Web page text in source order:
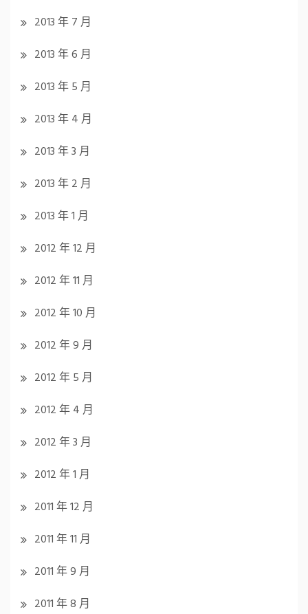
2013 年 7 月
2013 年 6 月
2013 年 5 月
2013 年 4 月
2013 年 3 月
2013 年 2 月
2013 年 1 月
2012 年 12 月
2012 年 11 月
2012 年 10 月
2012 年 9 月
2012 年 5 月
2012 年 4 月
2012 年 3 月
2012 年 1 月
2011 年 12 月
2011 年 11 月
2011 年 9 月
2011 年 8 月